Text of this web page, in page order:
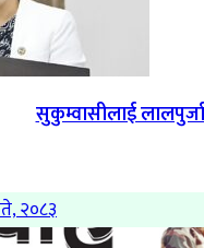
सुकुम्वासीलाई
२०८३